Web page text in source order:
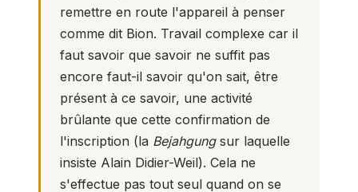
remettre en route l'appareil à penser
comme dit Bion. Travail complexe car il
faut savoir que savoir ne suffit pas
encore faut-il savoir qu'on sait, être
présent à ce savoir, une activité
brûlante que cette confirmation de
l'inscription (la Bejahgungsur laquelle
insiste Alain Didier-Weil). Cela ne
s'effectue pas tout seul quand on se